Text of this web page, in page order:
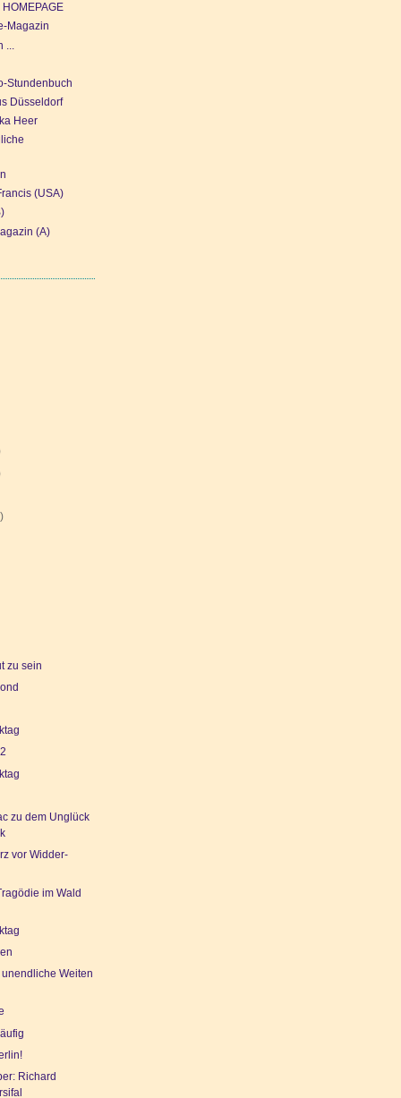
Magazin
Stundenbuch
Düsseldorf
Heer
(USA)
(A)
zu sein
zu dem Unglück
vor Widder-
im Wald
unendliche Weiten
Richard